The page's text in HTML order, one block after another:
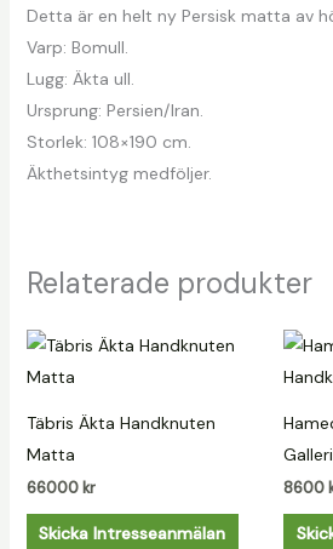
Detta är en helt ny Persisk matta av
Varp: Bomull.
Lugg: Äkta ull.
Ursprung: Persien/Iran.
Storlek: 108×190 cm.
Äkthetsintyg medföljer.
Relaterade produkter
Täbris Äkta Handknuten
Matta
66000 kr
Skicka Intresseanmälan
8600